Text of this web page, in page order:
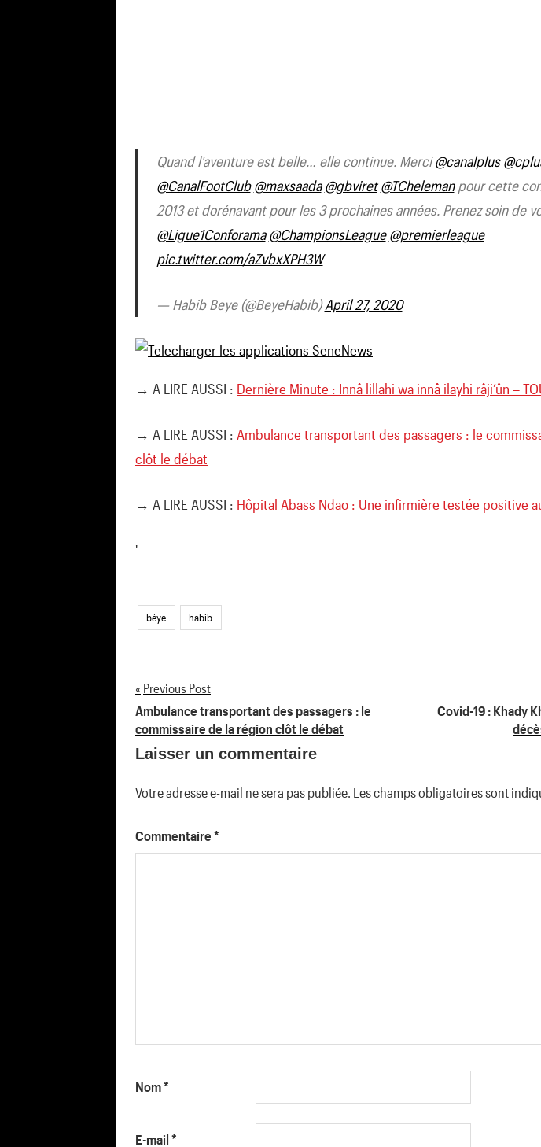
Quand l'aventure est belle… elle continue. Merci@canalplus
@CanalFootClub @maxsaada @gbviret @TChelemanpour cette
2013 et dorénavant pour les 3 prochaines années. Prenez soin de
@Ligue1Conforama @ChampionsLeague @premierleague
pic.twitter.com/aZvbxXPH3W
— Habib Beye (@BeyeHabib)April 27, 2020
→ A LIRE AUSSI : Dernière Minute : Innâ lillahi wa innâ ilayhi râji’ûn –
→ A LIRE AUSSI : Ambulance transportant des passagers : le
clôt le débat
→ A LIRE AUSSI : Hôpital Abass Ndao : Une infirmière testée positive
'
béye habib
Navigation
de
Previous Post
Ambulance transportant des passagers : le
commissaire de la région clôt le débat
Covid-19 : Khady
Laisser un commentaire
Votre adresse e-mail ne sera pas publiée. Les champs obligatoires sont
Commentaire *
Nom*
E-mail *